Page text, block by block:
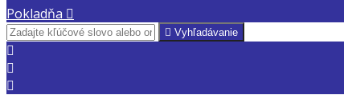
Pokladňa 
 Vyhľadávanie


